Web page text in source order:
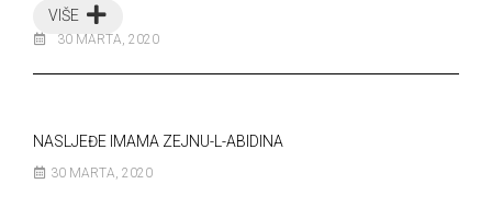
VIŠE
30 MARTA, 2020
NASLJEĐE IMAMA ZEJNU-L-ABIDINA
30 MARTA, 2020